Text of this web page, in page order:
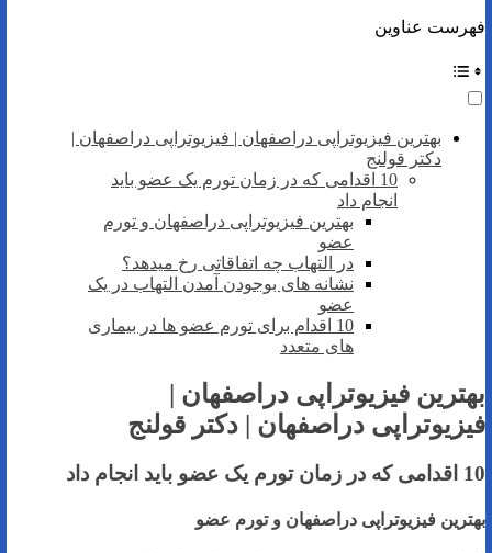
فهرست عناوین
بهترین فیزیوتراپی دراصفهان | فیزیوتراپی دراصفهان |
دکتر قولنج
10 اقدامی که در زمان تورم یک عضو باید
انجام داد
بهترین فیزیوتراپی دراصفهان و تورم
عضو
در التهاب چه اتفاقاتی رخ میدهد؟
نشانه های بوجودن آمدن التهاب در یک
عضو
10 اقدام برای تورم عضو ها در بیماری
های متعدد
بهترین فیزیوتراپی دراصفهان |
فیزیوتراپی دراصفهان | دکتر قولنج
10 اقدامی که در زمان تورم یک عضو باید انجام داد
بهترین فیزیوتراپی دراصفهان و تورم عضو